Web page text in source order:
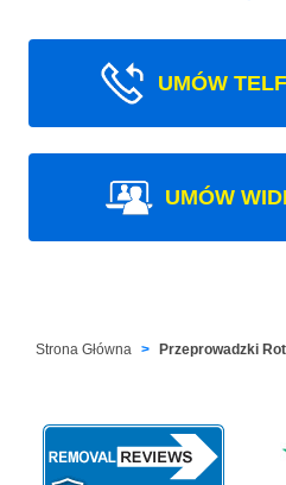
UMÓW
UMÓW
Strona Główna Przeprowadzki